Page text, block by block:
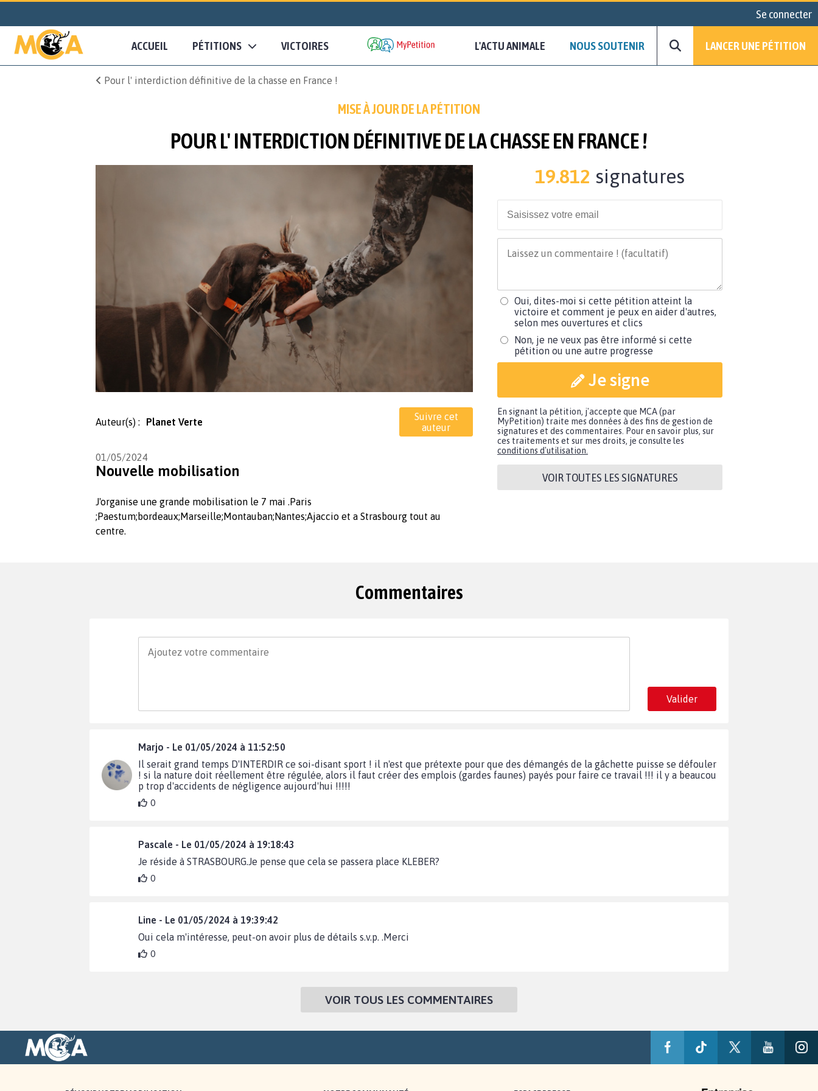
Se connecter
ACCUEIL PÉTITIONS VICTOIRES L'ACTU ANIMALE NOUS SOUTENIR LANCER UNE PÉTITION
Pour l' interdiction définitive de la chasse en France !
MISE À JOUR DE LA PÉTITION
POUR L' INTERDICTION DÉFINITIVE DE LA CHASSE EN FRANCE !
Auteur(s) : Planet Verte
Suivre cet
auteur
01/05/2024
Nouvelle mobilisation
J'organise une grande mobilisation le 7 mai .Paris
;Paestum;bordeaux;Marseille;Montauban;Nantes;Ajaccio et a Strasbourg tout au
centre.
19.812 signatures
Oui, dites-moi si cette pétition atteint la
victoire et comment je peux en aider d'autres,
selon mes ouvertures et clics
Non, je ne veux pas être informé si cette
pétition ou une autre progresse
Je signe
En signant la pétition, j'accepte que MCA (par
MyPetition) traite mes données à des fins de gestion de
signatures et des commentaires. Pour en savoir plus, sur
ces traitements et sur mes droits, je consulte les
conditions d'utilisation.
VOIR TOUTES LES SIGNATURES
Commentaires
Valider
Marjo - Le 01/05/2024 à 11:52:50
Il serait grand temps D'INTERDIR ce soi-disant sport ! il n'est que prétexte pour que des démangés de la gâchette puisse se défouler
! si la nature doit réellement être régulée, alors il faut créer des emplois (gardes faunes) payés pour faire ce travail !!! il y a beaucou
p trop d'accidents de négligence aujourd'hui !!!!!
0
Pascale - Le 01/05/2024 à 19:18:43
Je réside à STRASBOURG.Je pense que cela se passera place KLEBER?
0
Line - Le 01/05/2024 à 19:39:42
Oui cela m'intéresse, peut-on avoir plus de détails s.v.p. .Merci
0
VOIR TOUS LES COMMENTAIRES